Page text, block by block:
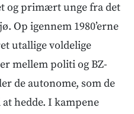
og primært unge fra det
Op igennem 1980’erne
utallige voldelige
mellem politi og BZ-
de autonome, som de
hedde. I kampene